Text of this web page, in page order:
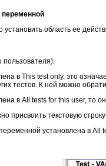
переменной
область ее
пользователя).
в This test only, это
тестов. К ней можно
в All tests for this user, то
присвоить текстовую
установлена в All